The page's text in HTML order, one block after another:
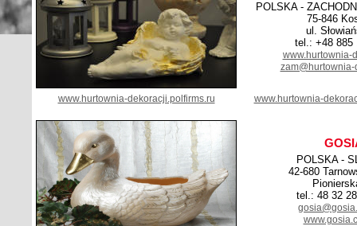
POLSKA -
75-846
ul.
tel.: +48 885
www.hurtownia-
www.hurtownia-dekoracji.polfirms.ru www.hurtownia-
POLSKA -
42-680
tel.: 48 32